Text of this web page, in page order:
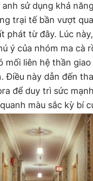
sử dụng khả
trại tế bần vượt
phát từ đây. Lúc
ý của nhóm ma cà
mối liên hệ thần
Điều này dẫn đến
để duy trì sức
màu sắc kỳ bí